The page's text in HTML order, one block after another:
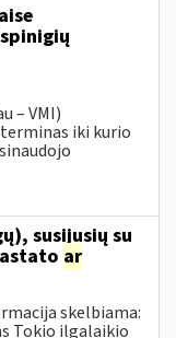
– VMI)
iki kurio
susijusių su
ar
skelbiama:
Tokio ilgalaikio